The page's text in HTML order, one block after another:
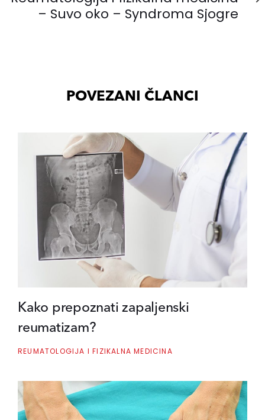
– Suvo oko – Syndroma Sjogre
POVEZANI ČLANCI
Kako prepoznati zapaljenski
reumatizam?
REUMATOLOGIJA I FIZIKALNA MEDICINA